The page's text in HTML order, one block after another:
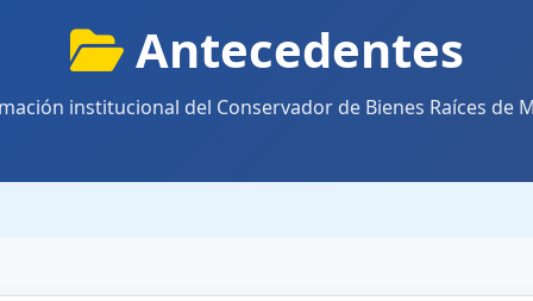
Antecedentes
institucional del Conservador de Bienes Raíces de